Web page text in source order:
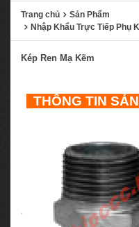
Trang chủ
Sản Phẩm
Nhập Khẩu Trực Tiếp Phụ
Kép Ren Mạ Kẽm
THÔNG TIN